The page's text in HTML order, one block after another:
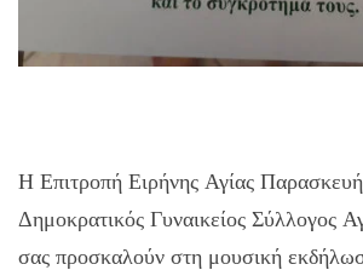
Η Επιτροπή Ειρήνης Αγίας
Δημοκρατικός Γυναικείος Σύλλογος
σας προσκαλούν στη μουσική